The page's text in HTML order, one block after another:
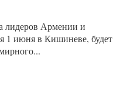
лидеров Армении и
1 июня в Кишиневе, будет